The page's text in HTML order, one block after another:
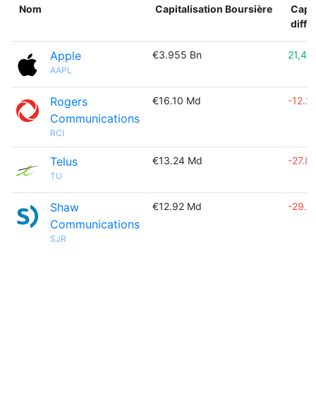
Nom Capitalisation Boursière
diff.
Apple
AAPL
€3.955 Bn
Rogers
Communications
RCI
€16.10 Md -
Telus
TU
€13.24 Md -
Shaw
Communications
SJR
€12.92 Md -